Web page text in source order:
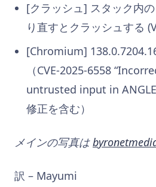
[クラッシュ] スタック内
り直すとクラッシュする
[Chromium]
（CVE-2025-6558
untrusted input in ANGLE
修正を含む）
メインの写真は
訳 – Mayumi